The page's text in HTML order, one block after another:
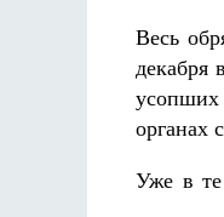
Весь
декабря
усопших
органах
Уже в те